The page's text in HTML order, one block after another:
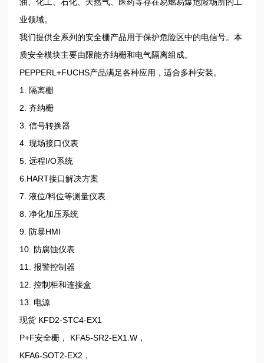
业领域。
我们提供全系列的安全栅产品用于保护危险区中的电信号。本
质安全模块主要由限能齐纳栅和电气隔离组成。
PEPPERL+FUCHS产品满足各种应用，适合多种安装。
1. 隔离栅
2. 齐纳栅
3. 信号转换器
4. 现场接口仪表
5. 远程I/O系统
6.HART接口解决方案
7. 液位/料位等测量仪表
8. 净化加压系统
9. 防暴HMI
10. 防腐蚀仪表
11. 报警控制器
12. 控制柜和连接盒
13. 电源
现货 KFD2-STC4-EX1
P+F安全栅， KFA5-SR2-EX1.W，
KFA6-SOT2-EX2，